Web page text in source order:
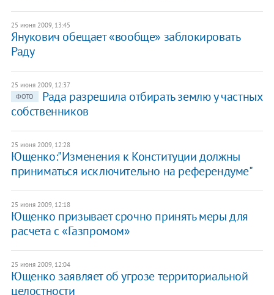
25 июня 2009, 13:45
Янукович обещает «вообще» заблокировать
Раду
25 июня 2009, 12:37
ФОТО
Рада разрешила отбирать землю у частных
собственников
25 июня 2009, 12:28
Ющенко:"Изменения к Конституции должны
приниматься исключительно на референдуме"
25 июня 2009, 12:18
Ющенко призывает срочно принять меры для
расчета с «Газпромом»
25 июня 2009, 12:04
Ющенко заявляет об угрозе территориальной
целостности